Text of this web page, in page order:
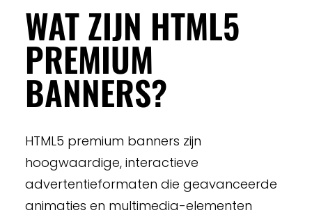
WAT ZIJN HTML5
PREMIUM
BANNERS?
HTML5 premium banners zijn
hoogwaardige, interactieve
advertentieformaten die geavanceerde
animaties en multimedia-elementen